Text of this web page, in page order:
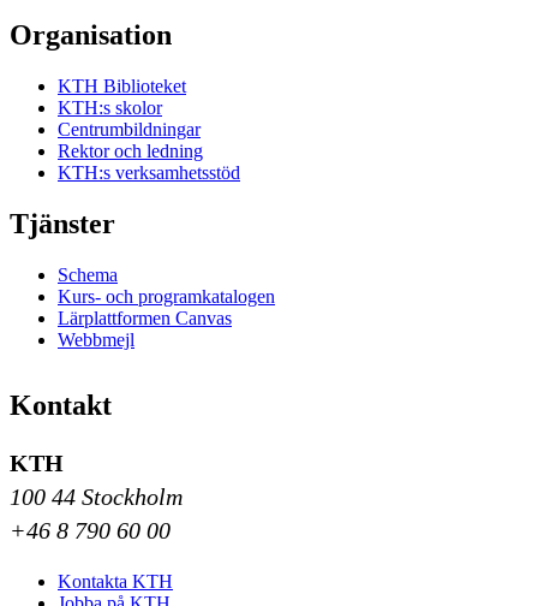
Organisation
KTH Biblioteket
KTH:s skolor
Centrumbildningar
Rektor och ledning
KTH:s verksamhetsstöd
Tjänster
Schema
Kurs- och programkatalogen
Lärplattformen Canvas
Webbmejl
Kontakt
KTH
100 44 Stockholm
+46 8 790 60 00
Kontakta KTH